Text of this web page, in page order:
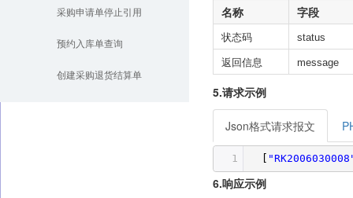
采购申请单停止引用
预约入库单查询
创建采购退货结算单
名称
字段
状态码 status
返回信息 message
5.请求示例
Json格式请求报文
1
6.响应示例